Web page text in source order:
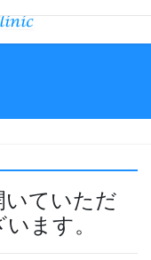
いていただ
ます。